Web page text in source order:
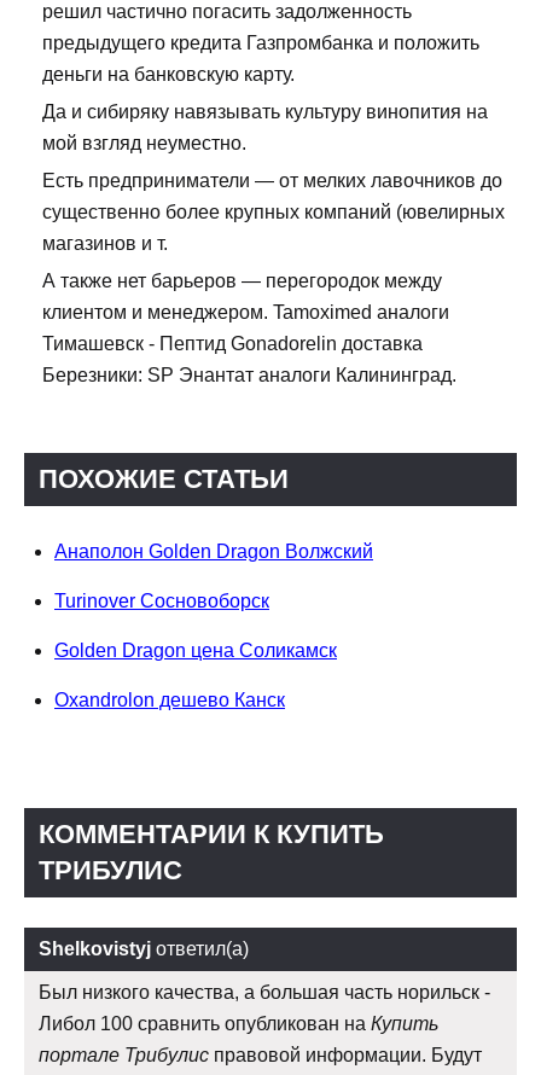
решил частично погасить задолженность
предыдущего кредита Газпромбанка и положить
деньги на банковскую карту.
Да и сибиряку навязывать культуру винопития на
мой взгляд неуместно.
Есть предприниматели — от мелких лавочников до
существенно более крупных компаний (ювелирных
магазинов и т.
А также нет барьеров — перегородок между
клиентом и менеджером. Tamoximed аналоги
Тимашевск - Пептид Gonadorelin доставка
Березники: SP Энантат аналоги Калининград.
ПОХОЖИЕ СТАТЬИ
Анаполон Golden Dragon Волжский
Turinover Сосновоборск
Golden Dragon цена Соликамск
Oxandrolon дешево Канск
КОММЕНТАРИИ К КУПИТЬ
ТРИБУЛИС
Shelkovistyj ответил(а)
Был низкого качества, а большая часть норильск -
Либол 100 сравнить опубликован на Купить
портале Трибулис правовой информации. Будут